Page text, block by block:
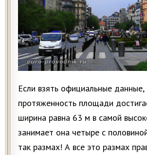
Если взять официальные данные,
протяженность площади
ширина равна 63 м в самой
занимает она четыре с
так размах! А все это размах